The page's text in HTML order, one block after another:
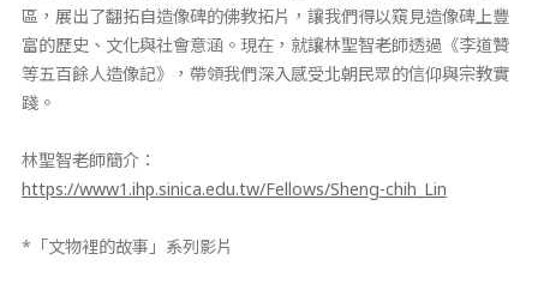
區，展出了翻拓自造像碑的佛教拓片，讓我們得以窺見造像碑上豐
富的歷史、文化與社會意涵。現在，就讓林聖智老師透過《李道贊
等五百餘人造像記》，帶領我們深入感受北朝民眾的信仰與宗教實
踐。
林聖智老師簡介：
https://www1.ihp.sinica.edu.tw/Fellows/Sheng-chih_Lin
*「文物裡的故事」系列影片